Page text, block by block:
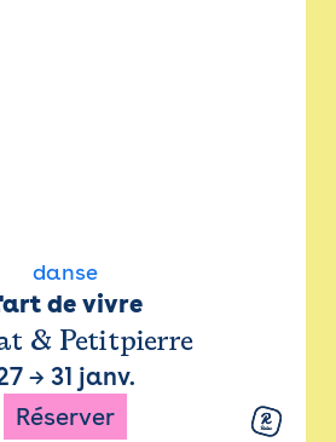
danse
de vivre
& Petitpierre
→ 31 janv.
Réserver